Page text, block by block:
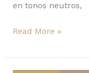
en tonos neutros,
Read More »